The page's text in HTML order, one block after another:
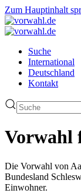
Zum Hauptinhalt
Suche
International
Deutschland
Kontakt
Vorwahl
Die Vorwahl von
Bundesland
Einwohner.